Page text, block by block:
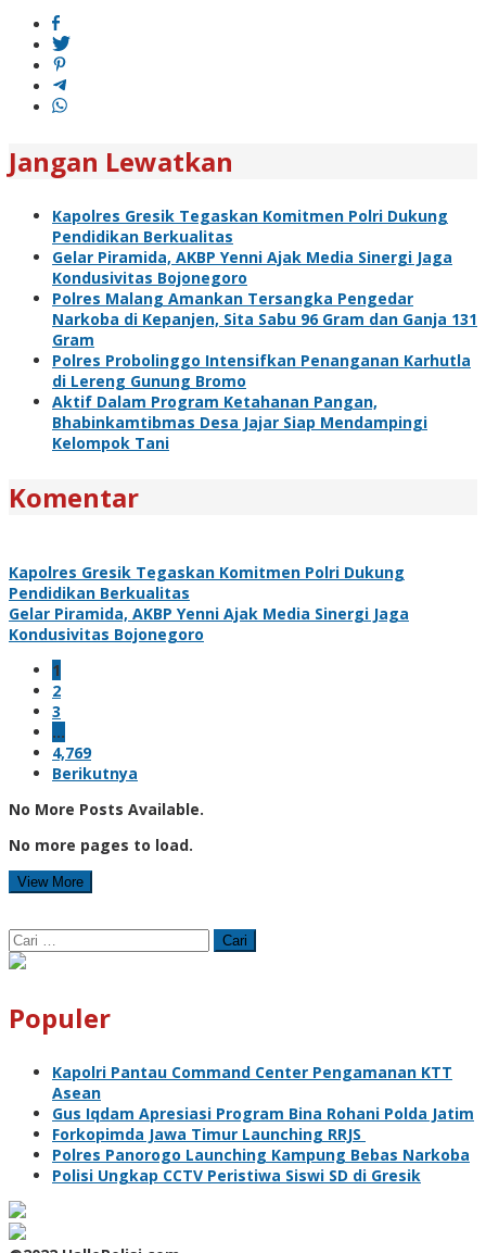
Jangan Lewatkan
Kapolres Gresik Tegaskan Komitmen Polri Dukung
Pendidikan Berkualitas
Gelar Piramida, AKBP Yenni Ajak Media Sinergi Jaga
Kondusivitas Bojonegoro
Polres Malang Amankan Tersangka Pengedar
Narkoba di Kepanjen, Sita Sabu 96 Gram dan Ganja 131
Gram
Polres Probolinggo Intensifkan Penanganan Karhutla
di Lereng Gunung Bromo
Aktif Dalam Program Ketahanan Pangan,
Bhabinkamtibmas Desa Jajar Siap Mendampingi
Kelompok Tani
Komentar
Kapolres Gresik Tegaskan Komitmen Polri Dukung
Pendidikan Berkualitas
Gelar Piramida, AKBP Yenni Ajak Media Sinergi Jaga
Kondusivitas Bojonegoro
1
2
3
…
4,769
Berikutnya
No More Posts Available.
No more pages to load.
View More
Cari
untuk:
Populer
Kapolri Pantau Command Center Pengamanan KTT
Asean
Gus Iqdam Apresiasi Program Bina Rohani Polda Jatim
Forkopimda Jawa Timur Launching RRJS
Polres Panorogo Launching Kampung Bebas Narkoba
Polisi Ungkap CCTV Peristiwa Siswi SD di Gresik